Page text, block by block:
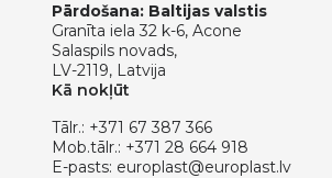
Pārdošana: Baltijas valstis
Granīta iela 32 k-6, Acone
Salaspils novads,
LV-2119, Latvija
Kā nokļūt
Tālr.: +371 67 387 366
Mob.tālr.: +371 28 664 918
E-pasts: europlast@europlast.lv